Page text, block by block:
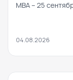
MBA – 25
04.08.2026